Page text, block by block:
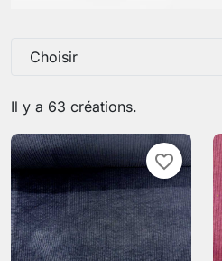
Il y a 63 créations.
Choisir
favorite_border